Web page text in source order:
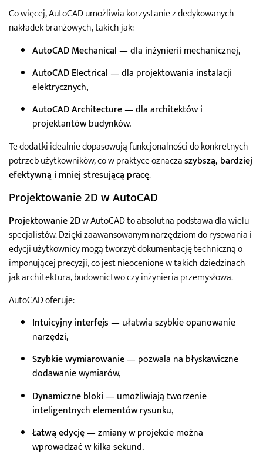
Co więcej, AutoCAD umożliwia korzystanie z dedykowanych
nakładek branżowych, takich jak:
AutoCAD Mechanical— dla inżynierii mechanicznej,
AutoCAD Electrical— dla projektowania instalacji
elektrycznych,
AutoCAD Architecture— dla architektów i
projektantów budynków.
Te dodatki idealnie dopasowują funkcjonalności do konkretnych
potrzeb użytkowników, co w praktyce oznaczaszybszą, bardziej
efektywną i mniej stresującą pracę.
Projektowanie 2D w AutoCAD
Projektowanie 2Dw AutoCAD to absolutna podstawa dla wielu
specjalistów. Dzięki zaawansowanym narzędziom do rysowania i
edycji użytkownicy mogą tworzyć dokumentację techniczną o
imponującej precyzji, co jest nieocenione w takich dziedzinach
jak architektura, budownictwo czy inżynieria przemysłowa.
AutoCAD oferuje:
Intuicyjny interfejs— ułatwia szybkie opanowanie
narzędzi,
Szybkie wymiarowanie— pozwala na błyskawiczne
dodawanie wymiarów,
Dynamiczne bloki— umożliwiają tworzenie
inteligentnych elementów rysunku,
Łatwą edycję— zmiany w projekcie można
wprowadzać w kilka sekund.